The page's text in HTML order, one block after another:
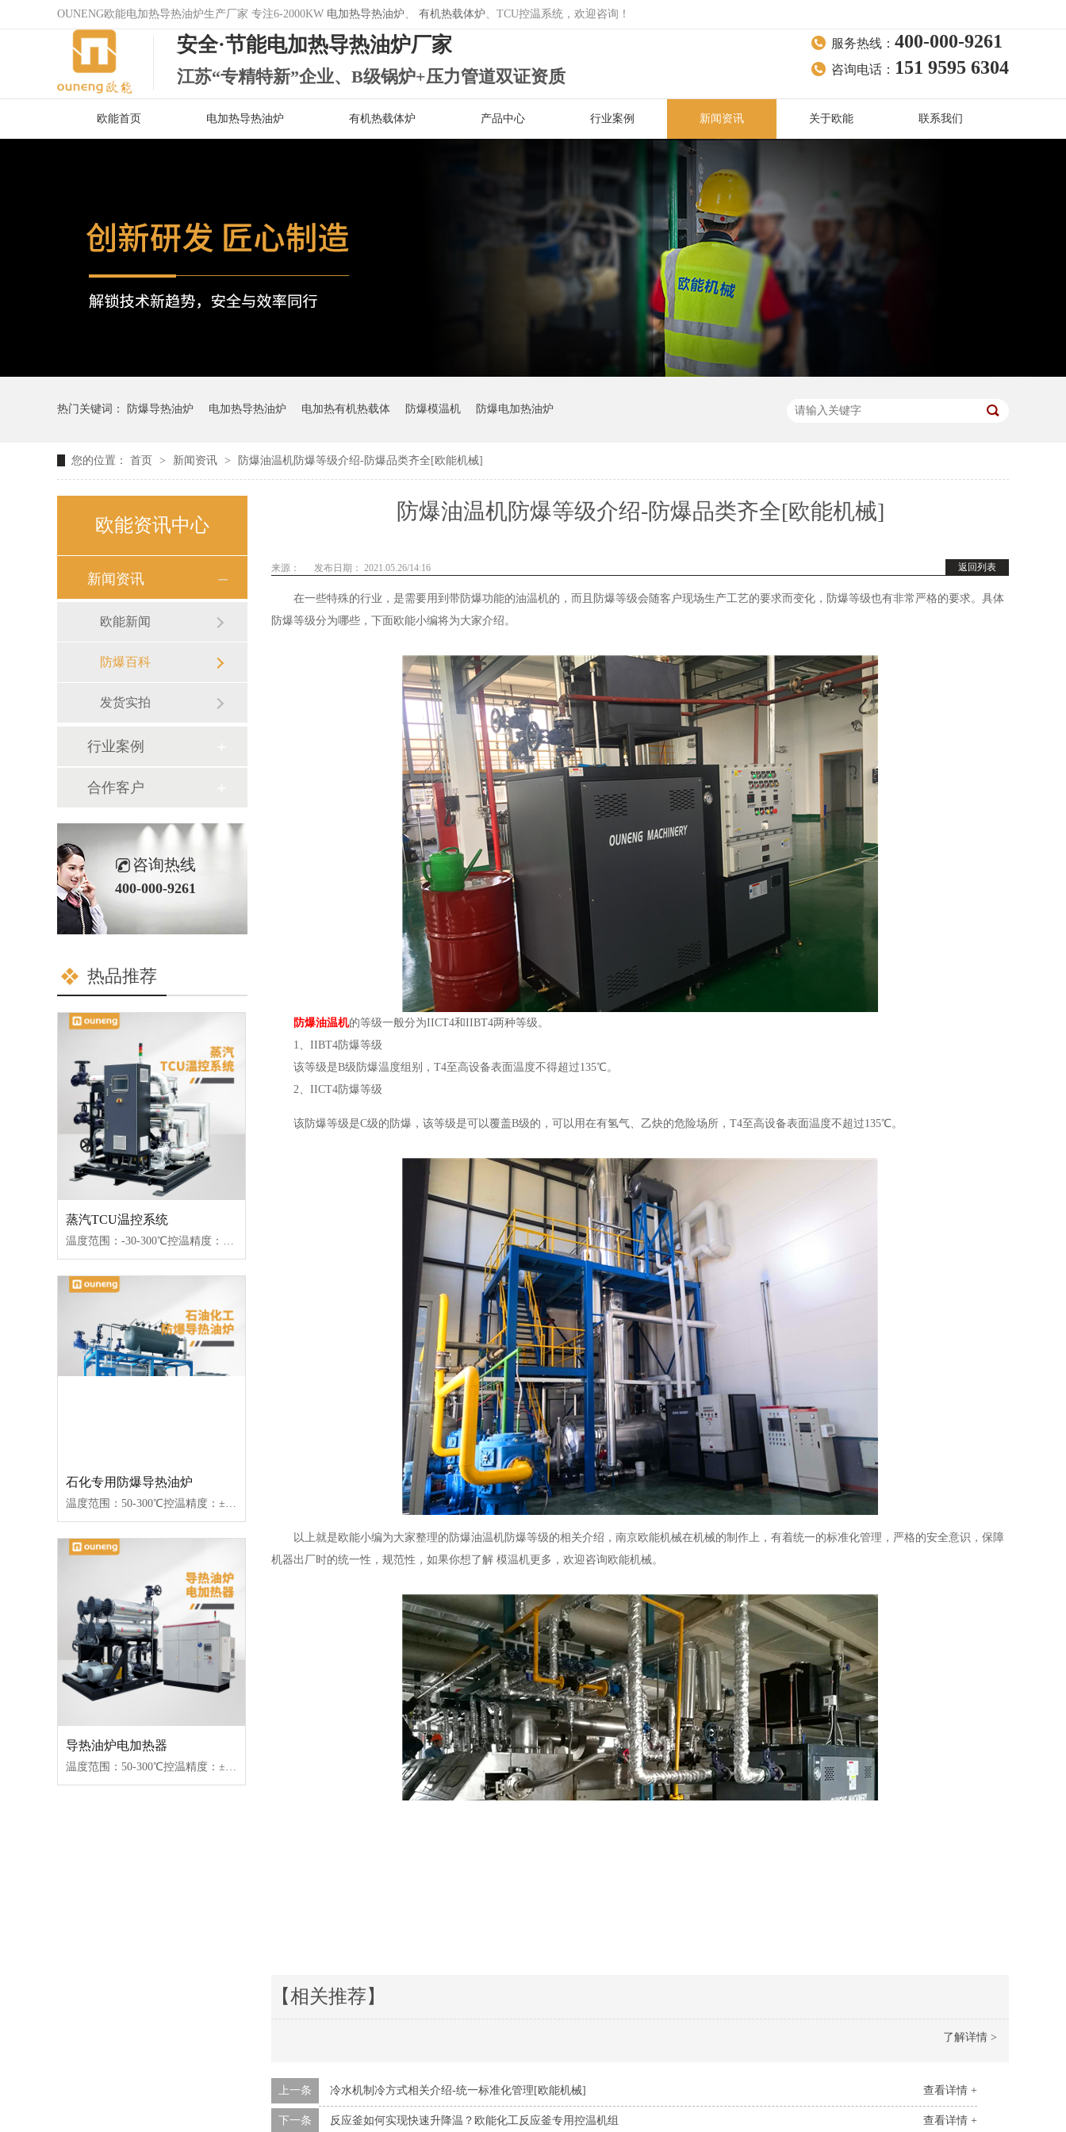
OUNENG欧能电加热导热油炉生产厂家 专注6-2000KW 电加热导热油炉 、 有机热载体炉 、TCU控温系统，欢迎咨询！
安全·节能电加热导热油炉厂家
江苏“专精特新”企业、B级锅炉+压力管道双证资质
服务热线： 400-000-9261
咨询电话： 151 9595 6304
欧能首页 电加热导热油炉 有机热载体炉 产品中心 行业案例 新闻资讯 关于欧能 联系我们
热门关键词： 防爆导热油炉 电加热导热油炉 电加热有机热载体 防爆模温机 防爆电加热油炉
您的位置： 首页 > 新闻资讯 > 防爆油温机防爆等级介绍-防爆品类齐全[欧能机械]
防爆油温机防爆等级介绍-防爆品类齐全[欧能机械]
返回列表
来源： 发布日期： 2021.05.26/14:16
在一些特殊的行业，是需要用到带防爆功能的油温机的，而且防爆等级会随客户现场生产工艺的要求而变化，防爆等级也有非常严格的要求。具体
防爆等级分为哪些，下面欧能小编将为大家介绍。
防爆油温机的等级一般分为IICT4和IIBT4两种等级。
1、IIBT4防爆等级
该等级是B级防爆温度组别，T4至高设备表面温度不得超过135℃。
2、IICT4防爆等级
该防爆等级是C级的防爆，该等级是可以覆盖B级的，可以用在有氢气、乙炔的危险场所，T4至高设备表面温度不超过135℃。
以上就是欧能小编为大家整理的防爆油温机防爆等级的相关介绍，南京欧能机械在机械的制作上，有着统一的标准化管理，严格的安全意识，保障
机器出厂时的统一性，规范性，如果你想了解 模温机更多，欢迎咨询欧能机械。
【相关推荐】
了解详情 >
查看详情 +
上一条 冷水机制冷方式相关介绍-统一标准化管理[欧能机械]
查看详情 +
下一条 反应釜如何实现快速升降温？欧能化工反应釜专用控温机组
欧能资讯中心
新闻资讯
欧能新闻
防爆百科
发货实拍
行业案例
合作客户
咨询热线
400-000-9261
热品推荐
蒸汽TCU温控系统
石化专用防爆导热油炉
温度范围：50-300℃控温精度：±1℃加热功率：100-2000kW控制类型：固态继电器/可控硅
导热油炉电加热器